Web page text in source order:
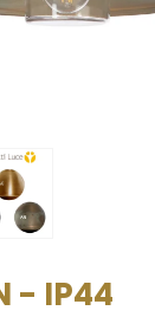
- IP44